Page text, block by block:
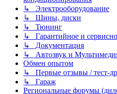
↳ Электрооборудование
↳ Шины, диски
↳ Тюнинг
↳ Гарантийное и
↳ Документация
↳ Автозвук и
Обмен опытом
↳ Первые отзывы / тест-
↳ Гараж
Региональные форумы